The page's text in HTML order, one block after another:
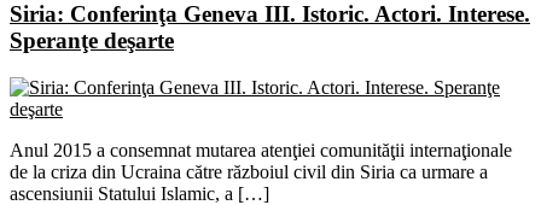
Siria: Conferinţa Geneva III. Istoric. Actori. Interese.
Speranţe deşarte
Anul 2015 a consemnat mutarea atenţiei comunităţii internaţionale
de la criza din Ucraina către războiul civil din Siria ca urmare a
ascensiunii Statului Islamic, a […]